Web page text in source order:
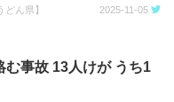
ん県】 2025-11-05
む事故 13人けが うち1